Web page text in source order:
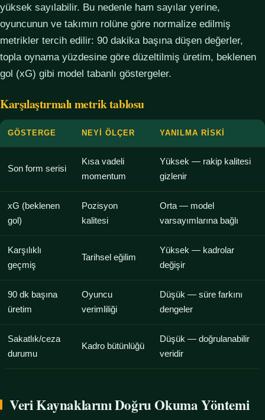
yüksek sayılabilir. Bu nedenle ham sayılar yerine,
oyuncunun ve takımın rolüne göre normalize edilmiş
metrikler tercih edilir: 90 dakika başına düşen değerler,
topla oynama yüzdesine göre düzeltilmiş üretim, beklenen
gol (xG) gibi model tabanlı göstergeler.
Karşılaştırmalı metrik tablosu
GÖSTERGE NEYI ÖLÇER YANILMA RISKI
Son form serisi
Kısa vadeli
momentum
Yüksek — rakip kalitesi
gizlenir
xG (beklenen
gol)
Pozisyon
kalitesi
Orta — model
varsayımlarına bağlı
Karşılıklı
geçmiş
Tarihsel eğilim
Yüksek — kadrolar
değişir
90 dk başına
üretim
Oyuncu
verimliliği
Düşük — süre farkını
dengeler
Sakatlık/ceza
durumu
Kadro bütünlüğü
Düşük — doğrulanabilir
veridir
Veri Kaynaklarını Doğru Okuma Yöntemi